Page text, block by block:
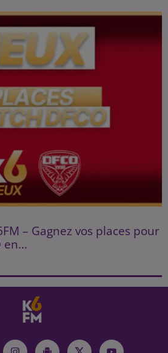
– Gagnez vos places pour
en...